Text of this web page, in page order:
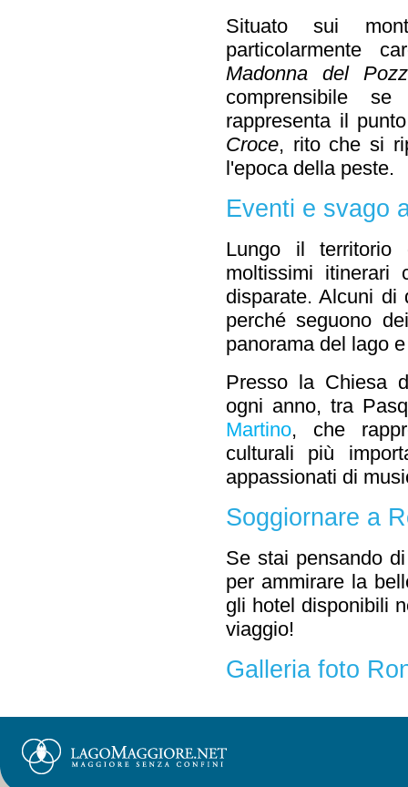
Situato sui
particolarmente
Madonna del
comprensibile
rappresenta il
Croce, rito che si
l'epoca della peste.
Eventi e svago
Lungo il territorio
moltissimi itinerari
disparate. Alcuni di
perché seguono
panorama del lago
Presso la Chiesa
ogni anno, tra
Martino, che
culturali più
appassionati di
Soggiornare a
Se stai pensando
per ammirare la
gli hotel disponibili
viaggio!
Galleria foto